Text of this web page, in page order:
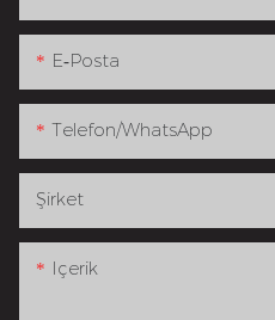
E-Posta
Telefon/WhatsApp
Şirket
Içerik